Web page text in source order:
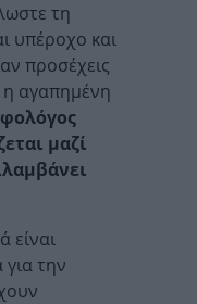
τη
υπέροχο και
προσέχεις
αγαπημένη
μαζί
είναι
για την